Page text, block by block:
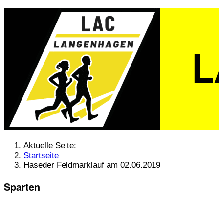
Aktuelle Seite:
Startseite
Haseder Feldmarklauf am 02.06.2019
Sparten